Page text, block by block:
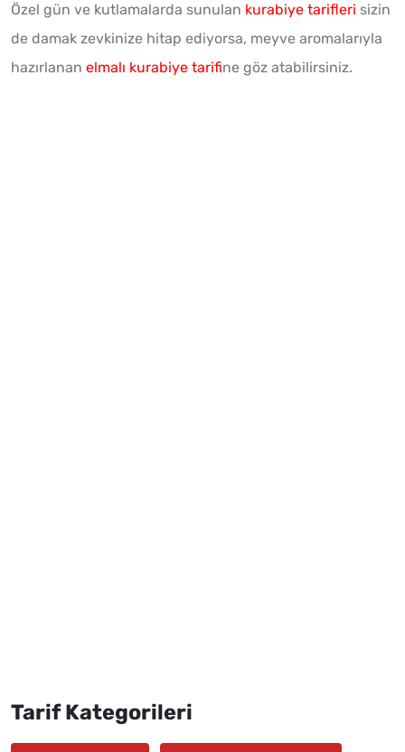
Özel gün ve kutlamalarda sunulan kurabiye tarifleri sizin
de damak zevkinize hitap ediyorsa, meyve aromalarıyla
hazırlanan elmalı kurabiye tarifine göz atabilirsiniz.
Tarif Kategorileri